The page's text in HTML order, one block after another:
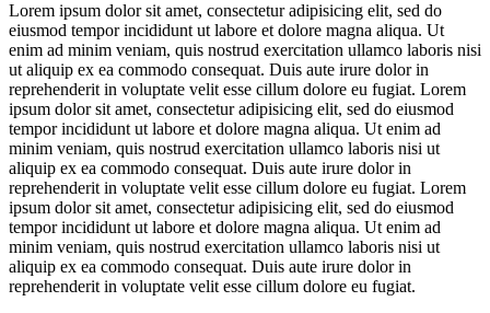
Lorem ipsum dolor sit amet, consectetur adipisicing elit, sed do
eiusmod tempor incididunt ut labore et dolore magna aliqua. Ut
enim ad minim veniam, quis nostrud exercitation ullamco laboris nisi
ut aliquip ex ea commodo consequat. Duis aute irure dolor in
reprehenderit in voluptate velit esse cillum dolore eu fugiat. Lorem
ipsum dolor sit amet, consectetur adipisicing elit, sed do eiusmod
tempor incididunt ut labore et dolore magna aliqua. Ut enim ad
minim veniam, quis nostrud exercitation ullamco laboris nisi ut
aliquip ex ea commodo consequat. Duis aute irure dolor in
reprehenderit in voluptate velit esse cillum dolore eu fugiat. Lorem
ipsum dolor sit amet, consectetur adipisicing elit, sed do eiusmod
tempor incididunt ut labore et dolore magna aliqua. Ut enim ad
minim veniam, quis nostrud exercitation ullamco laboris nisi ut
aliquip ex ea commodo consequat. Duis aute irure dolor in
reprehenderit in voluptate velit esse cillum dolore eu fugiat.